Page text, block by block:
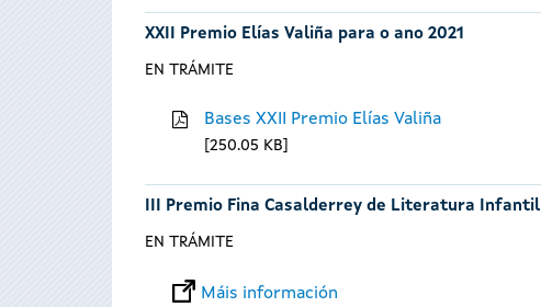
XXII Premio Elías Valiña para o ano 2021
EN TRÁMITE
Bases XXII Premio Elías Valiña
250.05 KB
III Premio Fina Casalderrey de Literatura
EN TRÁMITE
Máis información